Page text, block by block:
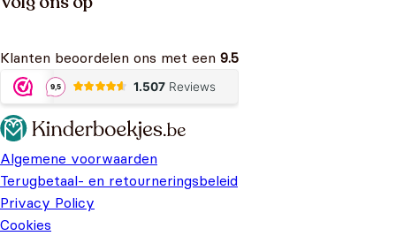
Klanten beoordelen ons met een 9.5
Algemene voorwaarden
Terugbetaal- en retourneringsbeleid
Privacy Policy
Cookies